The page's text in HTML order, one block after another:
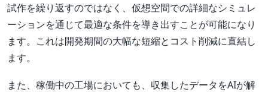
試作を繰り返すのではなく、仮想空間での詳細なシミュレ
ーションを通じて最適な条件を導き出すことが可能になり
ます。これは開発期間の大幅な短縮とコスト削減に直結し
ます。
また、稼働中の工場においても、収集したデータをAIが解